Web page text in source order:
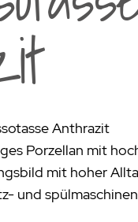
des Sens Körperpflege
>
Anthrazit
Porzellan mit
mit hoher
und